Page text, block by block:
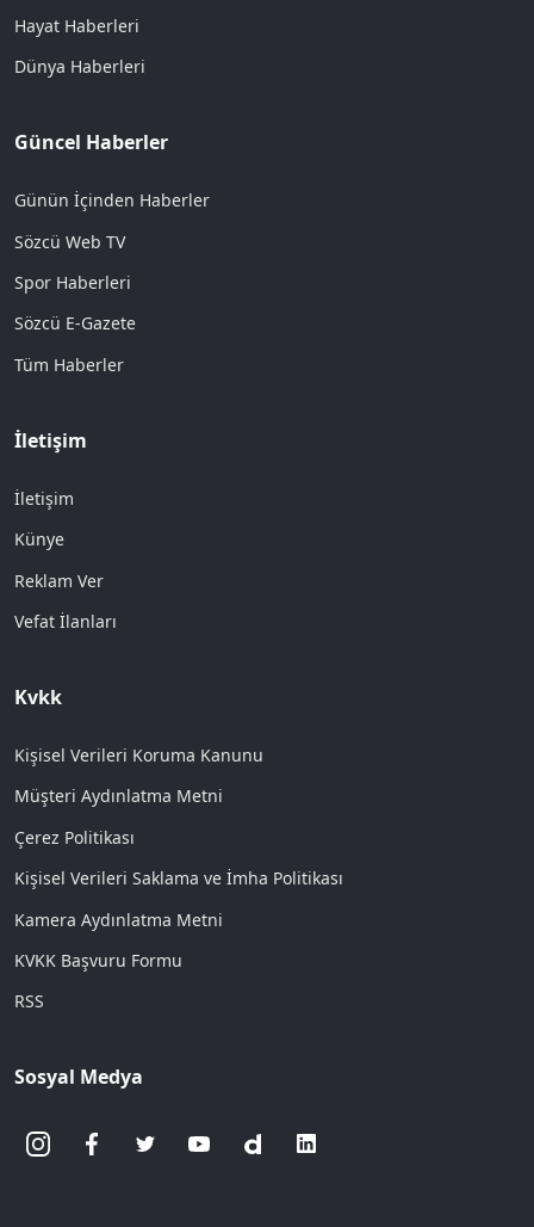
Hayat Haberleri
Dünya Haberleri
Güncel Haberler
Günün İçinden Haberler
Sözcü Web TV
Spor Haberleri
Sözcü E-Gazete
Tüm Haberler
İletişim
İletişim
Künye
Reklam Ver
Vefat İlanları
Kvkk
Kişisel Verileri Koruma Kanunu
Müşteri Aydınlatma Metni
Çerez Politikası
Kişisel Verileri Saklama ve İmha Politikası
Kamera Aydınlatma Metni
KVKK Başvuru Formu
RSS
Sosyal Medya